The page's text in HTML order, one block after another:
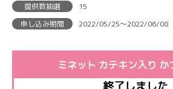
提供数抽選
15
申し込み期間
2022/05/25〜2022/06/08
ミネット カテキン入り か